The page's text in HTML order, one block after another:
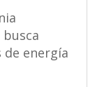
energía